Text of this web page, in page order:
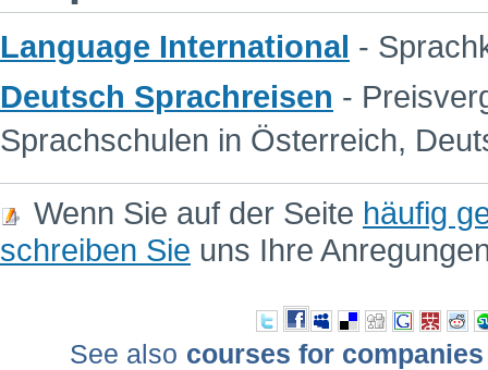
Language International -
Deutsch Sprachreisen -
Sprachschulen in Österreich,
Wenn Sie auf der Seite häufig
schreiben Sie uns Ihre
See also courses for companies